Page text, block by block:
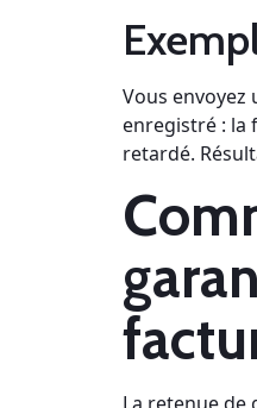
Vous envoyez
enregistré : la
retardé.